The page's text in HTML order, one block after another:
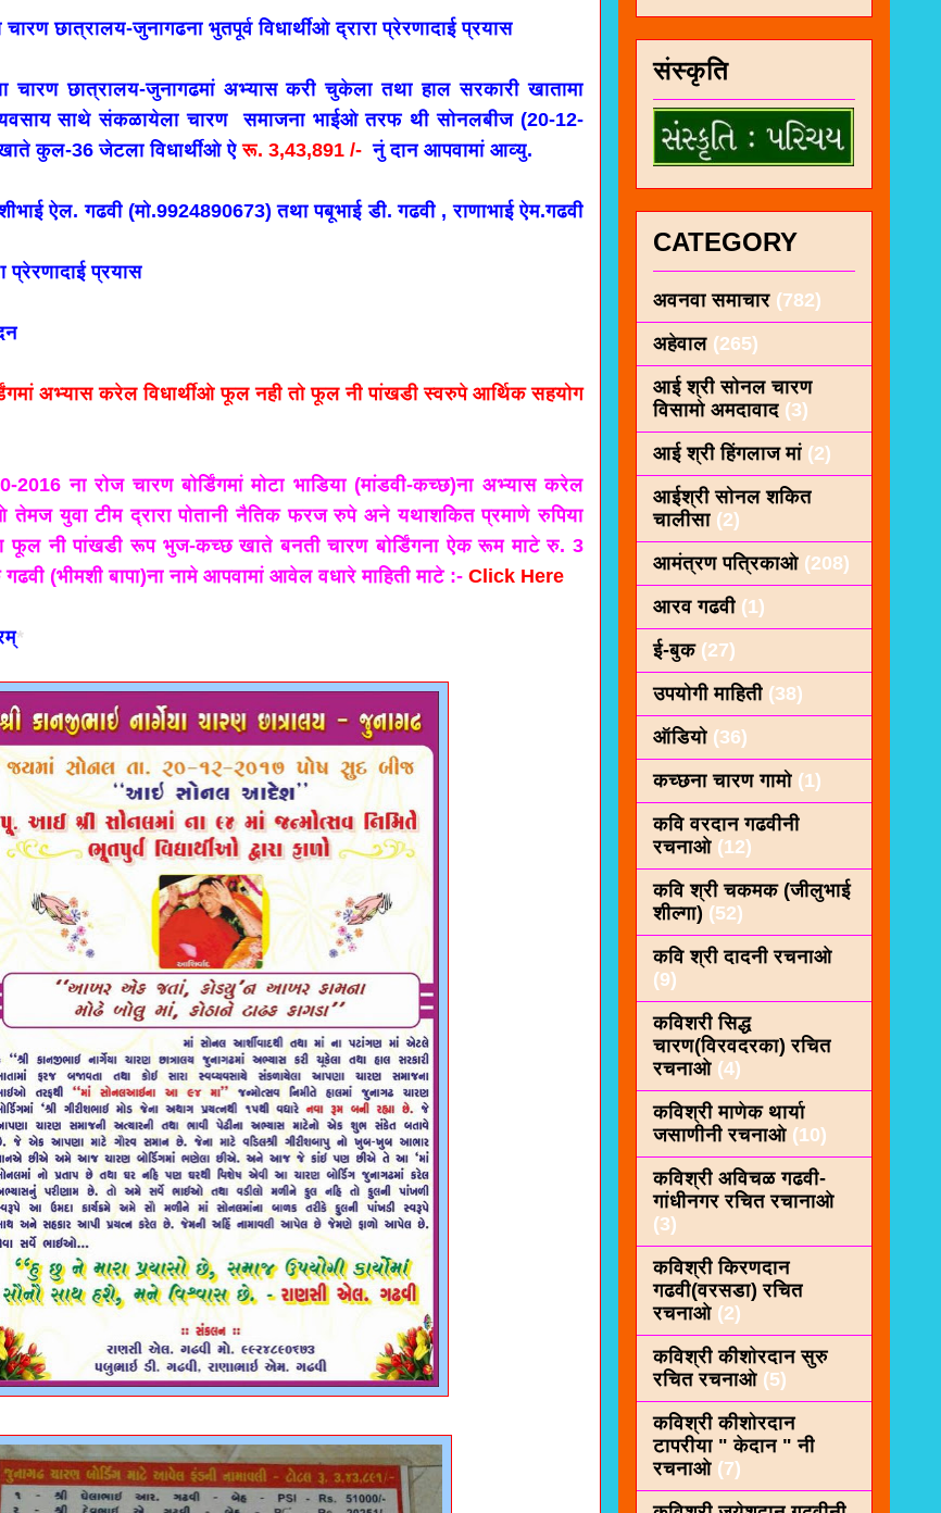
चारण छात्रालय-जुनागढना भुतपूर्व विधार्थीओ द्रारा प्रेरणादाई प्रयास
चारण छात्रालय-जुनागढमां अभ्यास करी चुकेला तथा हाल सरकारी खातामा
साथे संकळायेला चारण समाजना भाईओ तरफ थी सोनलबीज (20-12-
कुल-36 जेटला विधार्थीओ ऐरू. 3,43,891 /- नुं दान आपवामां आव्यु.
ऐल. गढवी (मो.9924890673) तथा पबूभाई डी. गढवी , राणाभाई ऐम.गढवी
प्रेरणादाई प्रयास
अभ्यास करेल विधार्थीओ फूल नही तो फूल नी पांखडी स्वरुपे आर्थिक सहयोग
2016 ना रोजचारण बोर्डिंगमां मोटा भाडिया (मांडवी-कच्छ)ना अभ्यास करेल
तेमज युवा टीम द्रारा पोतानी नैतिक फरज रुपे अने यथाशकित प्रमाणे रुपिया
फूल नी पांखडी रूप भुज-कच्छ खाते बनती चारण बोर्डिंगना ऐक रूम माटे रु. 3
(भीमशी बापा)ना नामे आपवामां आवेल वधारे माहिती माटे :- Click Here
*
संस्कृति
CATEGORY
अवनवा समाचार (782)
अहेवाल (265)
आई श्री सोनल चारण
विसामो अमदावाद (3)
आई श्री हिंगलाज मां (2)
आईश्री सोनल शकित
चालीसा (2)
आमंत्रण पत्रिकाओ (208)
आरव गढवी (1)
ई-बुक (27)
उपयोगी माहिती (38)
ऑडियो (36)
कच्छना चारण गामो (1)
कवि वरदान गढवीनी
रचनाओ (12)
कवि श्री चकमक (जीलुभाई
शील्गा) (52)
कवि श्री दादनी रचनाओ
(9)
कविशरी सिद्ध
चारण(विरवदरका) रचित
रचनाओ (4)
कविश्री माणेक थार्या
जसाणीनी रचनाओ (10)
कविश्री अविचळ गढवी-
गांधीनगर रचित रचानाओ
(3)
कविश्री किरणदान
गढवी(वरसडा) रचित
रचनाओ (2)
कविश्री कीशाेरदान सुरु
रचित रचनाओ (5)
कविश्री कीशोरदान
टापरीया " केदान " नी
रचनाओ (7)